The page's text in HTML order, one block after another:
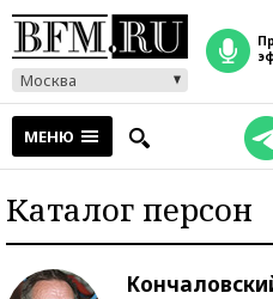
Москва
прямой
МЕНЮ
Каталог персон